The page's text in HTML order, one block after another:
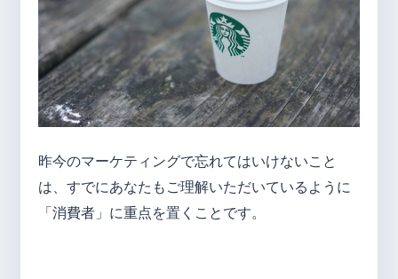
昨今のマーケティングで忘れてはいけないこと
は、すでにあなたもご理解いただいているように
「消費者」に重点を置くことです。